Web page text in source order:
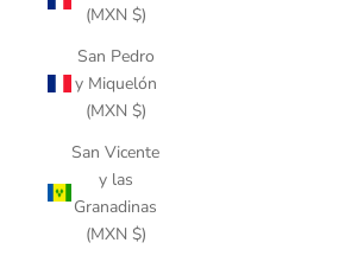
(MXN $)
San Pedro
y Miquelón
(MXN $)
San Vicente
y las
Granadinas
(MXN $)